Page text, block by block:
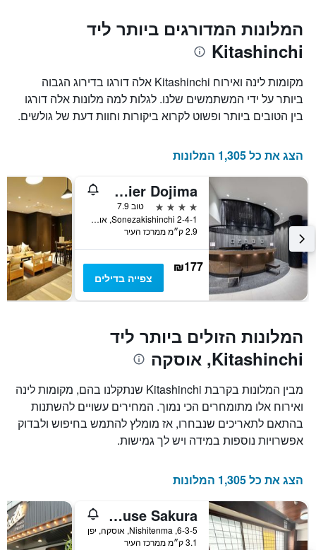
המלונות המדורגים ביותר ליד
Kitashinchi
מקומות לינה ואירוח Kitashinchi אלה דורגו בדירוג הגבוה
ביותר על ידי המשתמשים שלנו. לגלות למה מלונות אלה דורגו
בין הטובים ביותר ופשוט לקרוא ביקורות וחוות דעת של גולשים.
הצג את כל 1,305 המלונות
Hotel Mystays Premier Dojima
4 כוכבים
טוב 7.9
2-4-1 Sonezakishinchi, אוסקה, יפן
2.9 ק״מ ממרכז העיר
₪177
צפייה בדילים
המלונות הזולים ביותר ליד
Kitashinchi, אוסקה
מבין המלונות בקרבת Kitashinchi שנתקלנו בהם, מקומות לינה
ואירוח אלו מתומחרים הכי נמוך. המחירים עשויים להשתנות
בהתאם לתאריכים שנבחרו, אז מומלץ להתמש בחיפוש ולבדוק
אפשרויות נוספות במידה ויש לך גמישות.
הצג את כל 1,305 המלונות
Osaka Guesthouse Sakura
6-3-5, Nishitenma, אוסקה, יפן
3.1 ק״מ ממרכז העיר